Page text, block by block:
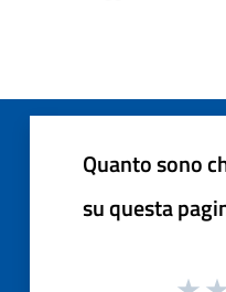
Quanto sono
su questa